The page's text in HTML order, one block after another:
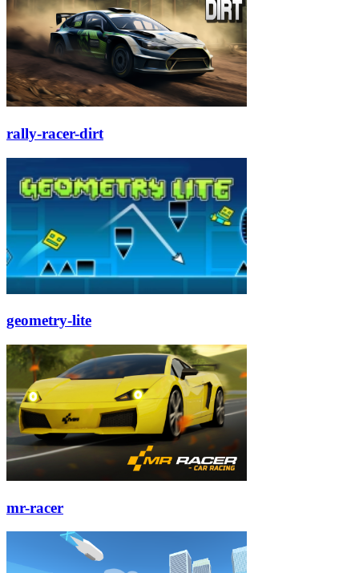
rally-racer-dirt
geometry-lite
mr-racer